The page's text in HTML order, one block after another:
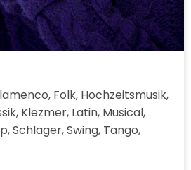
Folk, Hochzeitsmusik,
Klezmer, Latin, Musical,
Schlager, Swing, Tango,